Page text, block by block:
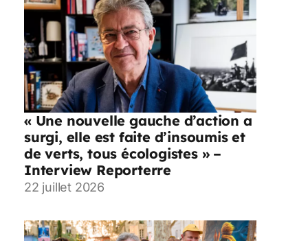
« Une nouvelle gauche d’action a
surgi, elle est faite d’insoumis et
de verts, tous écologistes » –
Interview Reporterre
22 juillet 2026